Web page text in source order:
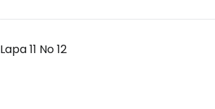
Lapa 11 No 12